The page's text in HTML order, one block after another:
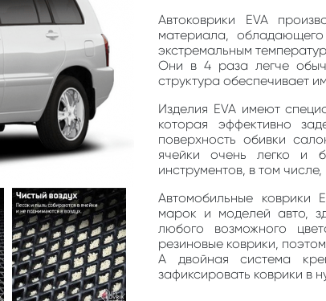
Автоковрики EVA
материала,
экстремальным
Они в 4 раза легче
структура обеспечивает
Изделия EVA имеют
которая эффективно
поверхность обивки
ячейки очень легко и
инструментов, в том
Автомобильные коврики
марок и моделей авто,
любого возможного
резиновые коврики,
А двойная система
зафиксировать коврики в